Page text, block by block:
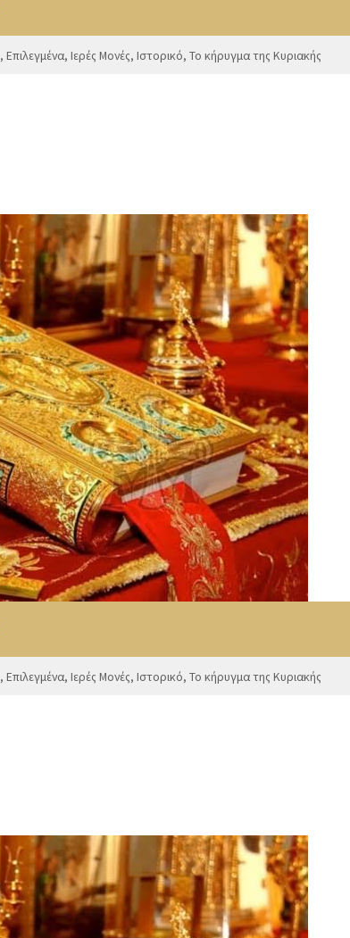
, Επιλεγμένα, Ιερές Μονές, Ιστορικό, Το κήρυγμα της Κυριακής
, Επιλεγμένα, Ιερές Μονές, Ιστορικό, Το κήρυγμα της Κυριακής